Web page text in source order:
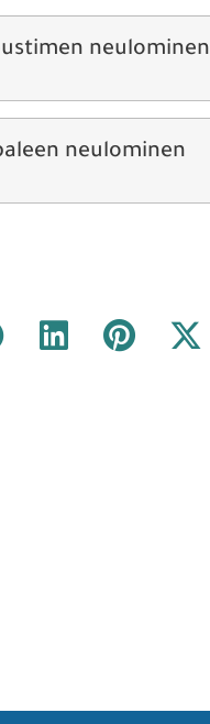
neulominen
neulominen